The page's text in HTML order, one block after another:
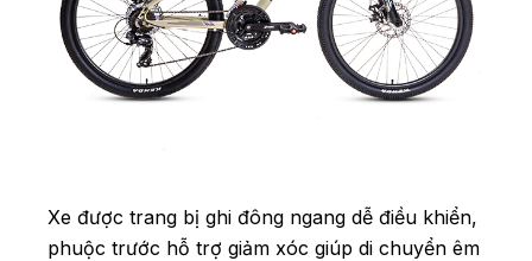
Xe được trang bị ghi đông ngang dễ điều khiển,
phuộc trước hỗ trợ giảm xóc giúp di chuyển êm